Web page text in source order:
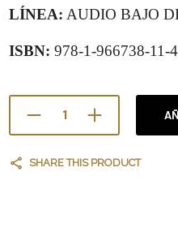
LÍNEA: AUDIO BAJO
ISBN: 978-1-966738-11-4
SHARE THIS PRODUCT